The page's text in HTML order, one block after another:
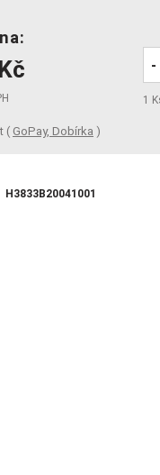
-
1
( GoPay, Dobírka )
H3833B20041001